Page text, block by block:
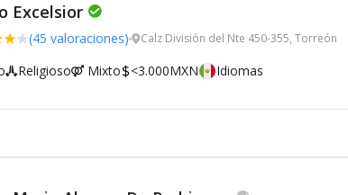
Excelsior
(45 valoraciones) Calz División del Nte 450-355, Torreón
Religioso Mixto <3.000MXN Idiomas